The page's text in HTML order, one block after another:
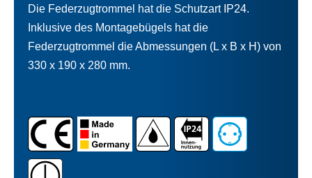
Die Federzugtrommel hat die Schutzart IP24.
Inklusive des Montagebügels hat die
Federzugtrommel die Abmessungen (L x B x H) von
330 x 190 x 280 mm.